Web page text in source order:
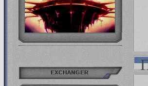
EXCHANGER